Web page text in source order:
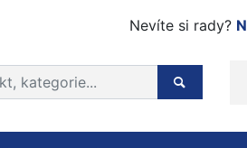
Nevíte si rady?
Hledaný